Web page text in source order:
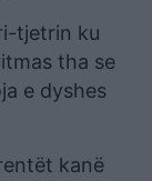
tjetrin ku
tha se
e dyshes
kanë